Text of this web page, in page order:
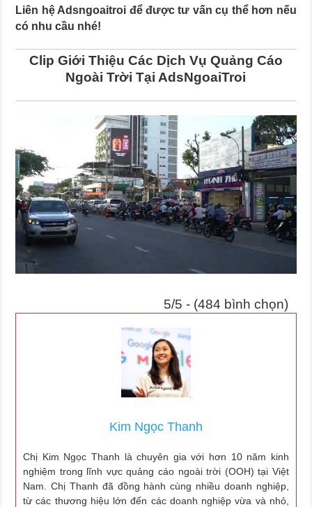
Liên hệ Adsngoaitroi để được tư vấn cụ thể hơn nếu
có nhu cầu nhé!
Clip Giới Thiệu Các Dịch Vụ Quảng Cáo
Ngoài Trời Tại AdsNgoaiTroi
5/5 - (484 bình chọn)
Kim Ngọc Thanh
Chị Kim Ngọc Thanh là chuyên gia với hơn 10 năm kinh
nghiệm trong lĩnh vực quảng cáo ngoài trời (OOH) tại Việt
Nam. Chị Thanh đã đồng hành cùng nhiều doanh nghiệp,
từ các thương hiệu lớn đến các doanh nghiệp vừa và nhỏ,